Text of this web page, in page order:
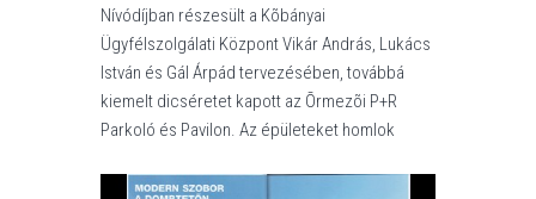
Nívódíjban részesült a Kõbányai
Ügyfélszolgálati Központ Vikár András, Lukács
István és Gál Árpád tervezésében, továbbá
kiemelt dicséretet kapott az Õrmezõi P+R
Parkoló és Pavilon. Az épületeket homlok